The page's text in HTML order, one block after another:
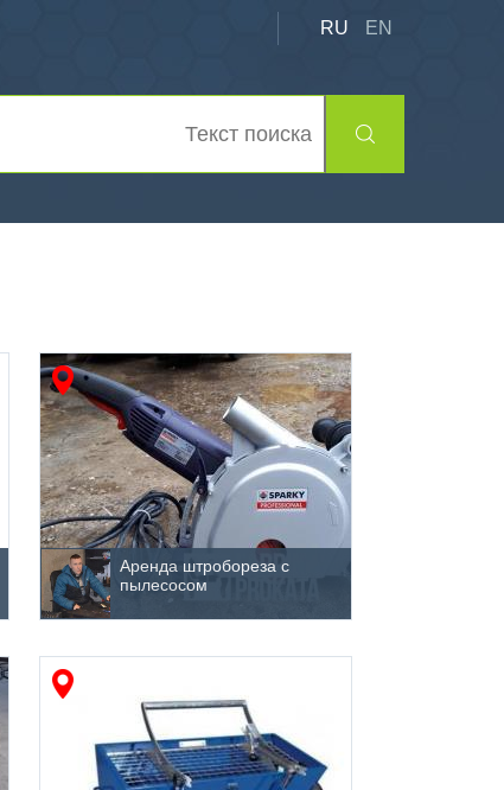
RU EN
Аренда штробореза с
пылесосом